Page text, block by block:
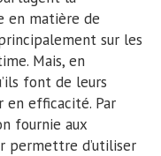
en matière de
sur les
Mais, en
font de leurs
en efficacité. Par
fournie aux
permettre d’utiliser